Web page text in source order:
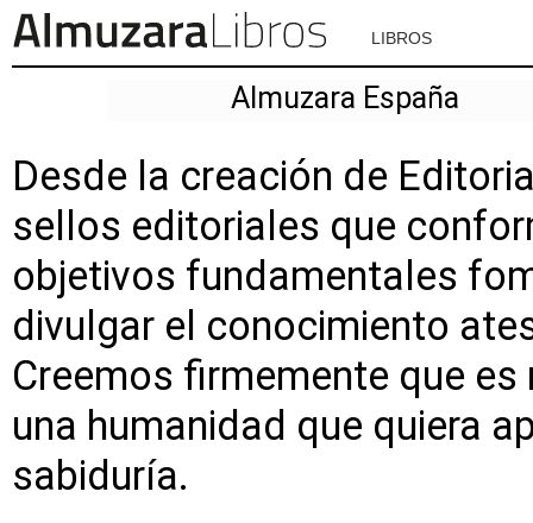
LIBROS
Almuzara España
Desde la creación de
sellos editoriales que
objetivos fundamentales
divulgar el conocimiento
Creemos firmemente que
una humanidad que quiera
sabiduría.